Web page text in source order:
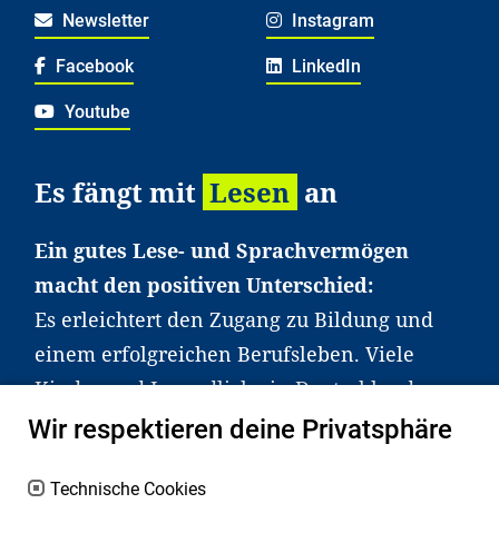
Newsletter Instagram
Facebook LinkedIn
Youtube
Es fängt mit Lesen an
Ein gutes Lese- und Sprachvermögen
macht den positiven Unterschied:
Es erleichtert den Zugang zu Bildung und
einem erfolgreichen Berufsleben. Viele
Kinder und Jugendliche in Deutschland
haben aber große Schwierigkeiten dabei.
an Familien sowie an Erzieher*innen,
Wir respektieren deine Privatsphäre
Technische Cookies